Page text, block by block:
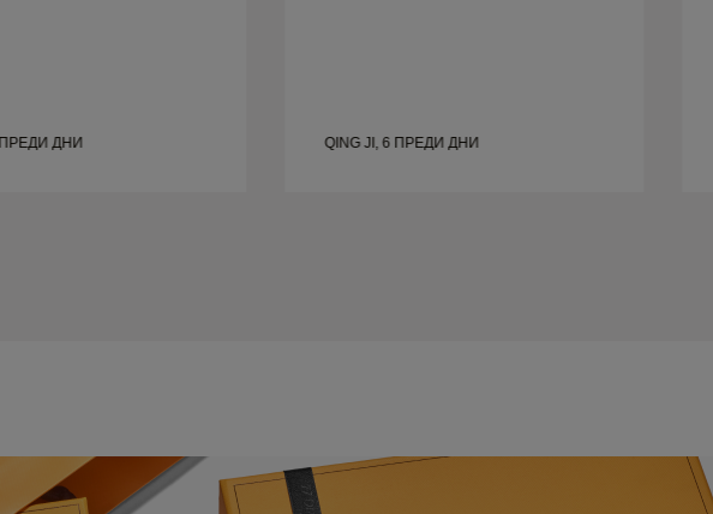
ПРЕДИ ДНИ QING JI, 6 ПРЕДИ ДНИ